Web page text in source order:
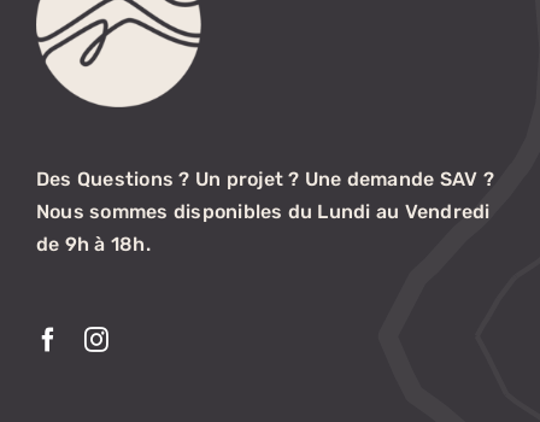
Des Questions ? Un projet ? Une demande SAV ?
Nous sommes disponibles du Lundi au Vendredi
de 9h à 18h.